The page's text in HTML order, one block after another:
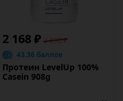
2 168 ₽ 2 890 ₽
43.36 баллов
Протеин LevelUp 100%
Casein 908g